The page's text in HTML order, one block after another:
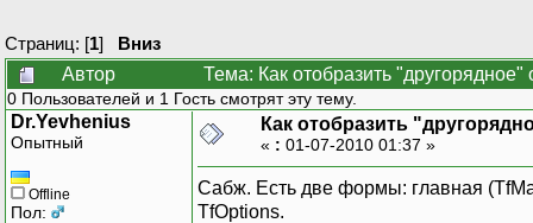
Страниц: [1] Вниз
Автор
Тема: Как отобразить
0 Пользователей и 1 Гость смотрят эту тему.
Dr.Yevhenius
Опытный
Offline
Пол:
Как отобразить
« : 01-07-2010 01:37 »
Сабж. Есть две формы: главная
TfOptions.